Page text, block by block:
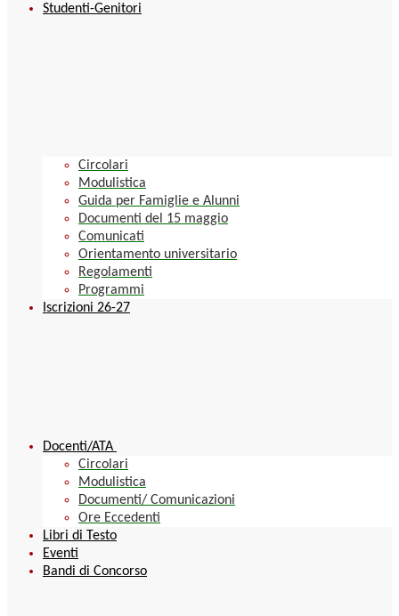
Studenti-Genitori
Circolari
Modulistica
Guida per Famiglie e Alunni
Documenti del 15 maggio
Comunicati
Orientamento universitario
Regolamenti
Programmi
Iscrizioni 26-27
Docenti/ATA
Circolari
Modulistica
Documenti/ Comunicazioni
Ore Eccedenti
Libri di Testo
Eventi
Bandi di Concorso